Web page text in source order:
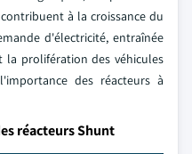
à la croissance du
d'électricité, entraînée
la prolifération des véhicules
des réacteurs à
réacteurs Shunt